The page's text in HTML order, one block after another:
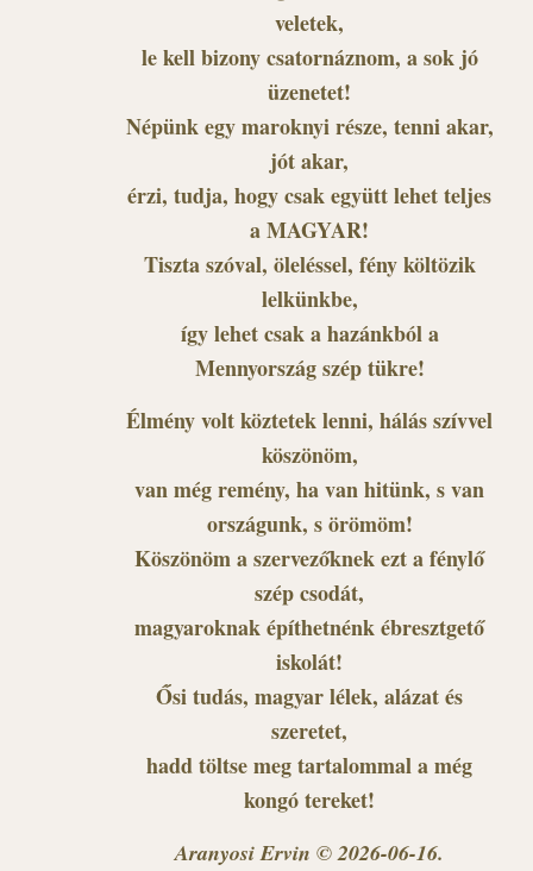
veletek,
le kell bizony csatornáznom, a sok jó
üzenetet!
Népünk egy maroknyi része, tenni akar,
jót akar,
érzi, tudja, hogy csak együtt lehet teljes
a MAGYAR!
Tiszta szóval, öleléssel, fény költözik
lelkünkbe,
így lehet csak a hazánkból a
Mennyország szép tükre!
Élmény volt köztetek lenni, hálás szívvel
köszönöm,
van még remény, ha van hitünk, s van
országunk, s örömöm!
Köszönöm a szervezőknek ezt a fénylő
szép csodát,
magyaroknak építhetnénk ébresztgető
iskolát!
Ősi tudás, magyar lélek, alázat és
szeretet,
hadd töltse meg tartalommal a még
kongó tereket!
Aranyosi Ervin © 2026-06-16.